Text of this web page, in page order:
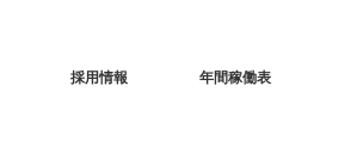
採用情報 年間稼働表